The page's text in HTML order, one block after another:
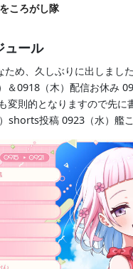
ころがし隊
ュール
め、久しぶりに出しまし
＆0918（木）配信お休み
変則的となりますので先に
shorts投稿 0923（水）艦